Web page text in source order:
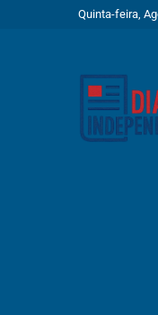
Quinta-feira,
no Estreito de Ormuz